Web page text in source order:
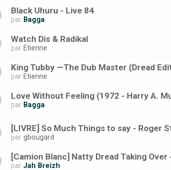
Black Uhuru - Live 84
par Bagga
Watch Dis & Radikal
par Etienne
King Tubby —The Dub Master (Dread
par Etienne
Love Without Feeling (1972 - Harry A.
par Bagga
[LIVRE] So Much Things to say - Roger
pargbougard
[Camion Blanc] Natty Dread Taking
parJah Breizh